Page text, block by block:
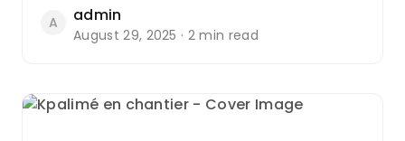
A admin
August 29, 2025 · 2 min read